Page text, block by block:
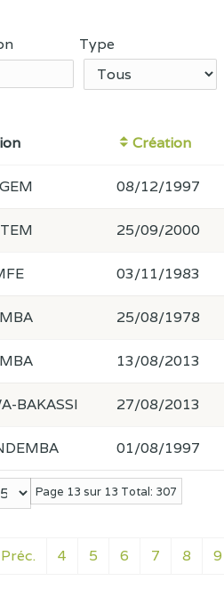
Type
Création
Page 13 sur 13 Total: 307
Préc. 4 5 6 7 8 9
08/12/1997
25/09/2000
03/11/1983
25/08/1978
13/08/2013
BAKASSI 27/08/2013
01/08/1997